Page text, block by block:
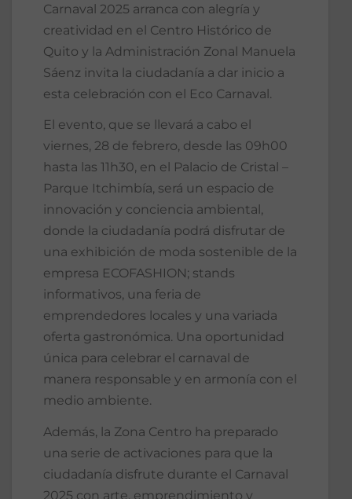
Carnaval 2025 arranca con alegría y
creatividad en el Centro Histórico de
Quito y la Administración Zonal Manuela
Sáenz invita la ciudadanía a dar inicio a
esta celebración con el Eco Carnaval.
El evento, que se llevará a cabo el
viernes, 28 de febrero, desde las 09h00
hasta las 11h30, en el Palacio de Cristal –
Parque Itchimbía, será un espacio de
innovación y conciencia ambiental,
donde la ciudadanía podrá disfrutar de
una exhibición de moda sostenible de la
empresa ECOFASHION; stands
informativos, una feria de
emprendedores locales y una variada
oferta gastronómica. Una oportunidad
única para celebrar el carnaval de
manera responsable y en armonía con el
medio ambiente.
Además, la Zona Centro ha preparado
una serie de activaciones para que la
ciudadanía disfrute durante el Carnaval
2025 con arte, emprendimiento y